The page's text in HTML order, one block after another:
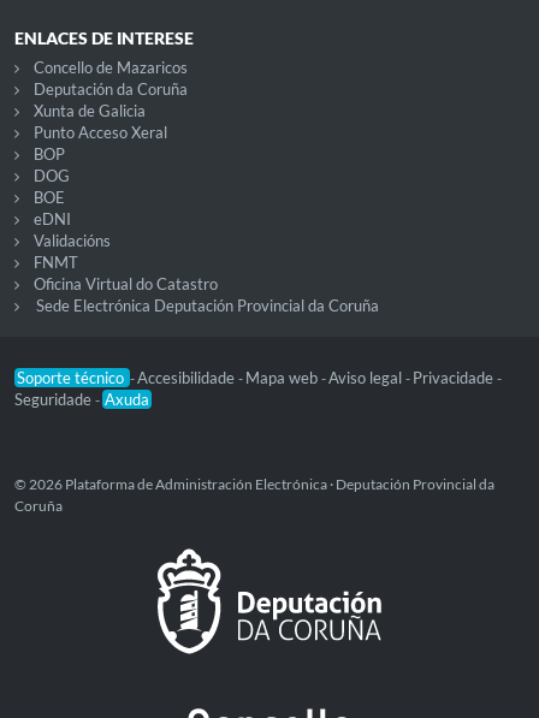
ENLACES DE INTERESE
Concello de Mazaricos
Deputación da Coruña
Xunta de Galicia
Punto Acceso Xeral
BOP
DOG
BOE
eDNI
Validacións
FNMT
Oficina Virtual do Catastro
Sede Electrónica Deputación Provincial da Coruña
Soporte técnico -Accesibilidade - Mapa web -Aviso legal - Privacidade -
Seguridade - Axuda
© 2026 Plataforma de Administración Electrónica · Deputación Provincial da
Coruña